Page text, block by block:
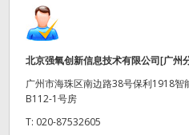
Mexico
北京强氧创新信息技术有限公司[广州
广州市海珠区南边路38号保利1918智
B112-1号房
T: 020-87532605